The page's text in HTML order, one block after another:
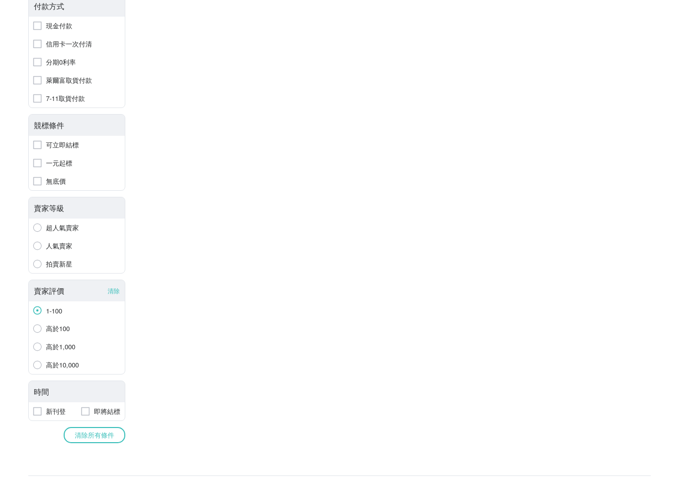
付款方式
現金付款
信用卡一次付清
分期0利率
萊爾富取貨付款
7-11取貨付款
競標條件
可立即結標
一元起標
無底價
賣家等級
超人氣賣家
人氣賣家
拍賣新星
賣家評價 清除
1-100
高於100
高於1,000
高於10,000
時間
新刊登 即將結標
清除所有條件